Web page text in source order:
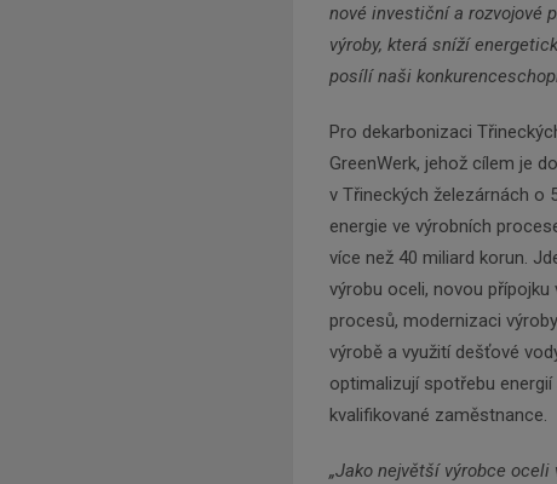
nové investiční a rozvojové
výroby, která sníží
posílí naši
Pro dekarbonizaci
GreenWerk, jehož cílem je
v Třineckých železárnách o
energie ve výrobních
více než 40 miliard korun.
výrobu oceli, novou
procesů, modernizaci
výrobě a využití dešťové
optimalizují spotřebu
kvalifikované zaměstnance.
„Jako největší výrobce